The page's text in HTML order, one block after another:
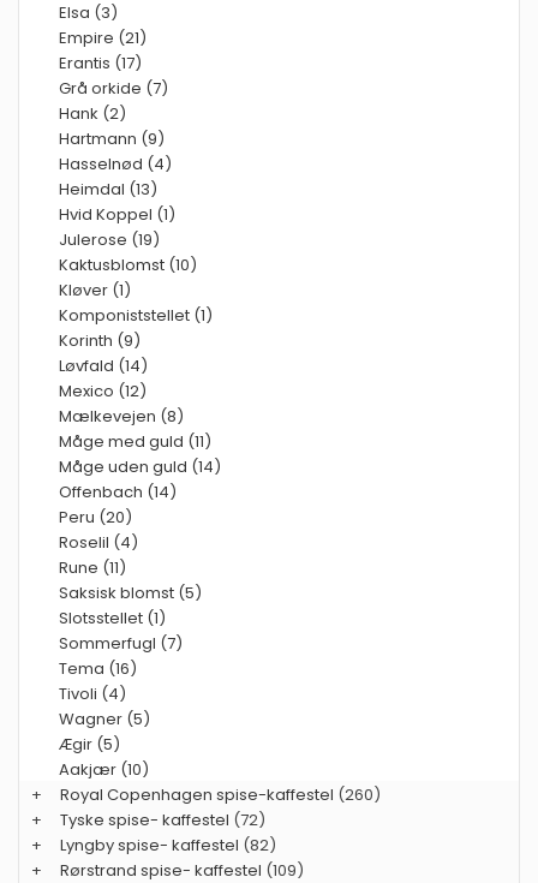
Elsa (3)
Empire (21)
Erantis (17)
Grå orkide (7)
Hank (2)
Hartmann (9)
Hasselnød (4)
Heimdal (13)
Hvid Koppel (1)
Julerose (19)
Kaktusblomst (10)
Kløver (1)
Komponiststellet (1)
Korinth (9)
Løvfald (14)
Mexico (12)
Mælkevejen (8)
Måge med guld (11)
Måge uden guld (14)
Offenbach (14)
Peru (20)
Roselil (4)
Rune (11)
Saksisk blomst (5)
Slotsstellet (1)
Sommerfugl (7)
Tema (16)
Tivoli (4)
Wagner (5)
Ægir (5)
Aakjær (10)
+
Royal Copenhagen spise-kaffestel (260)
+
Tyske spise- kaffestel (72)
+
Lyngby spise- kaffestel (82)
+
Rørstrand spise- kaffestel (109)